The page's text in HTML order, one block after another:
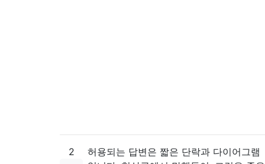
2
허용되는 답변은 짧은 단락과 다이어그램